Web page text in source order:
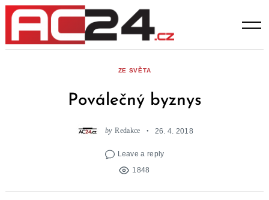
Skip
content
ZE SVĚTA
Poválečný byznys
by Redakce 26. 4. 2018
Leave a reply
1848